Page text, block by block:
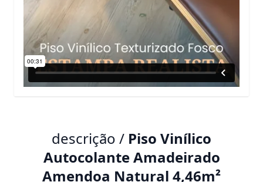
descrição / Piso Vinílico
Autocolante Amadeirado
Amendoa Natural 4,46m²